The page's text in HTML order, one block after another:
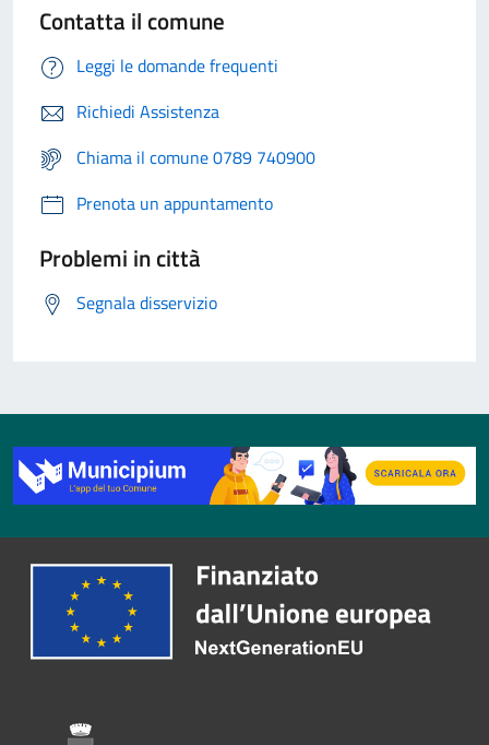
Contatta il comune
Leggi le domande frequenti
Richiedi Assistenza
Chiama il comune 0789 740900
Prenota un appuntamento
Problemi in città
Segnala disservizio